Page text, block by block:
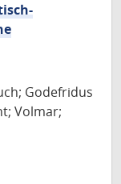
Godefridus
Volmar;